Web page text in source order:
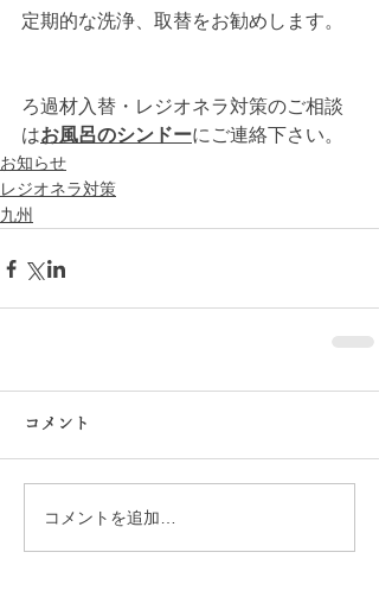
定期的な洗浄、取替をお勧めします。
ろ過材入替・レジオネラ対策のご相談
はお風呂のシンドーにご連絡下さい。
お知らせ
レジオネラ対策
九州
コメント
コメントを追加…